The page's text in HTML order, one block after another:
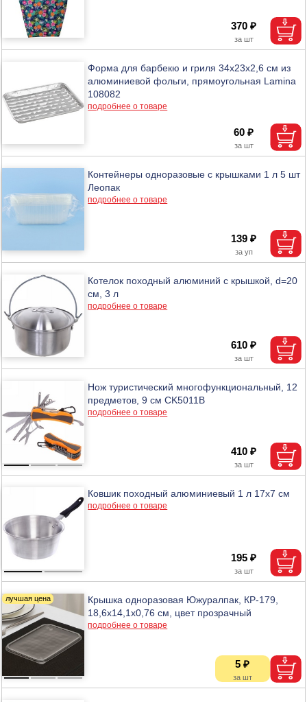
370 ₽
Форма для барбекю и гриля 34х23х2,6 см из
алюминиевой фольги, прямоугольная Lamina
108082
подробнее о товаре
60 ₽
Контейнеры одноразовые с крышками 1 л 5 шт
Леопак
подробнее о товаре
139 ₽
Котелок походный алюминий с крышкой, d=20
см, 3 л
подробнее о товаре
610 ₽
Нож туристический многофункциональный, 12
предметов, 9 см CK5011B
подробнее о товаре
410 ₽
Ковшик походный алюминиевый 1 л 17х7 см
подробнее о товаре
195 ₽
Крышка одноразовая Южуралпак, КР-179,
18,6х14,1х0,76 см, цвет прозрачный
подробнее о товаре
5 ₽